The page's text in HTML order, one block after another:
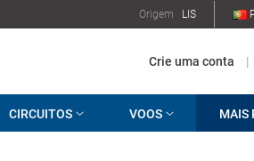
Origem LIS
Crie uma conta |
CIRCUITOS VOOS MAIS